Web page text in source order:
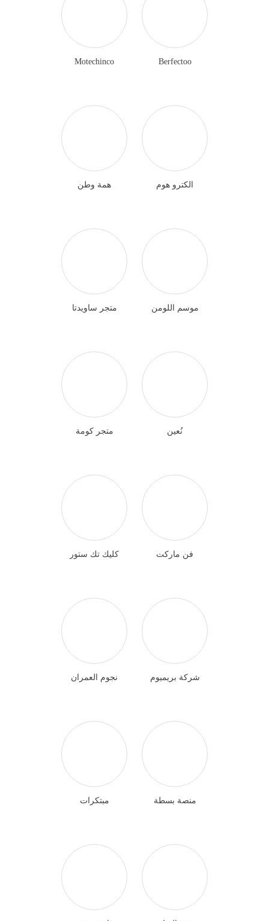
Berfectoo
Motechinco
الكترو هوم همة وطن
موسم اللومن متجر ساويدتا
نُعين متجر كومة
فن ماركت كليك تك ستور
شركة بريميوم نجوم العمران
منصة بسطة مبتكرات